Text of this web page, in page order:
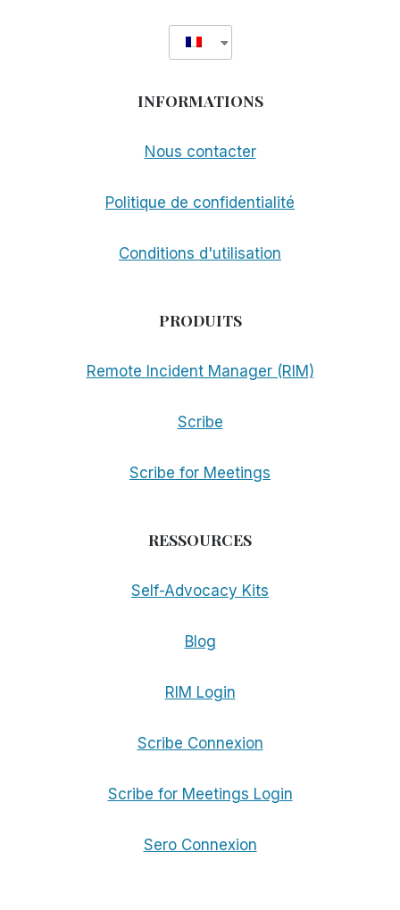
COMMUNAUTÉ
AVEUGLE
INFORMATIONS
Nous contacter
Politique de confidentialité
Conditions d'utilisation
PRODUITS
Remote Incident Manager (RIM)
Scribe
Scribe for Meetings
RESSOURCES
Self-Advocacy Kits
Blog
RIM Login
Scribe Connexion
Scribe for Meetings Login
Sero Connexion